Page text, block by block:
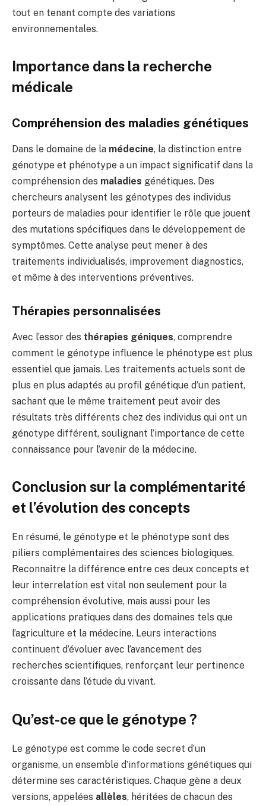
tout en tenant compte des variations
environnementales.
Importance dans la recherche
médicale
Compréhension des maladies génétiques
Dans le domaine de la médecine, la distinction entre
génotype et phénotype a un impact significatif dans la
compréhension des maladies génétiques. Des
chercheurs analysent les génotypes des individus
porteurs de maladies pour identifier le rôle que jouent
des mutations spécifiques dans le développement de
symptômes. Cette analyse peut mener à des
traitements individualisés, improvement diagnostics,
et même à des interventions préventives.
Thérapies personnalisées
Avec l’essor des thérapies géniques, comprendre
comment le génotype influence le phénotype est plus
essentiel que jamais. Les traitements actuels sont de
plus en plus adaptés au profil génétique d’un patient,
sachant que le même traitement peut avoir des
résultats très différents chez des individus qui ont un
génotype différent, soulignant l’importance de cette
connaissance pour l’avenir de la médecine.
Conclusion sur la complémentarité
et l’évolution des concepts
En résumé, le génotype et le phénotype sont des
piliers complémentaires des sciences biologiques.
Reconnaître la différence entre ces deux concepts et
leur interrelation est vital non seulement pour la
compréhension évolutive, mais aussi pour les
applications pratiques dans des domaines tels que
l’agriculture et la médecine. Leurs interactions
continuent d’évoluer avec l’avancement des
recherches scientifiques, renforçant leur pertinence
croissante dans l’étude du vivant.
Qu’est-ce que le génotype ?
Le génotype est comme le code secret d’un
organisme, un ensemble d’informations génétiques qui
détermine ses caractéristiques. Chaque gène a deux
versions, appelées allèles, héritées de chacun des